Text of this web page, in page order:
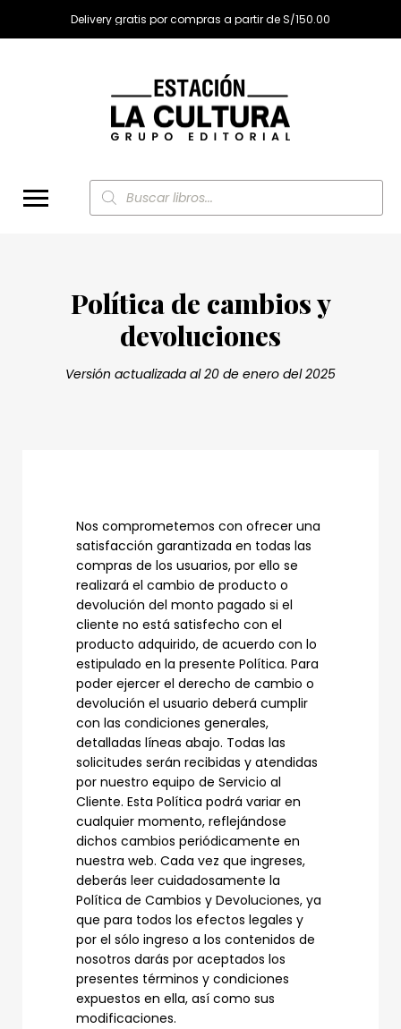
Delivery gratis por compras a partir de S/150.00
Búsqueda
de
productos
Política de cambios y
devoluciones
Versión actualizada al 20 de enero del 2025
Nos comprometemos con ofrecer una
satisfacción garantizada en todas las
compras de los usuarios, por ello se
realizará el cambio de producto o
devolución del monto pagado si el
cliente no está satisfecho con el
producto adquirido, de acuerdo con lo
estipulado en la presente Política. Para
poder ejercer el derecho de cambio o
devolución el usuario deberá cumplir
con las condiciones generales,
detalladas líneas abajo. Todas las
solicitudes serán recibidas y atendidas
por nuestro equipo de Servicio al
Cliente. Esta Política podrá variar en
cualquier momento, reflejándose
dichos cambios periódicamente en
nuestra web. Cada vez que ingreses,
deberás leer cuidadosamente la
Política de Cambios y Devoluciones, ya
que para todos los efectos legales y
por el sólo ingreso a los contenidos de
nosotros darás por aceptados los
presentes términos y condiciones
expuestos en ella, así como sus
modificaciones.